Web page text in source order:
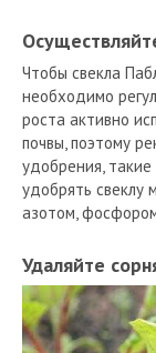
Чтобы свекла
необходимо
роста активно
почвы, поэтому
удобрения, такие
удобрять свеклу
азотом,
Удаляйте